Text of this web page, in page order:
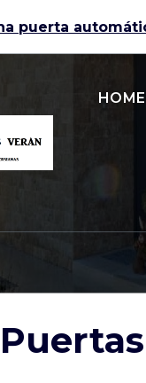
puerta
en Zaragoza
HOME